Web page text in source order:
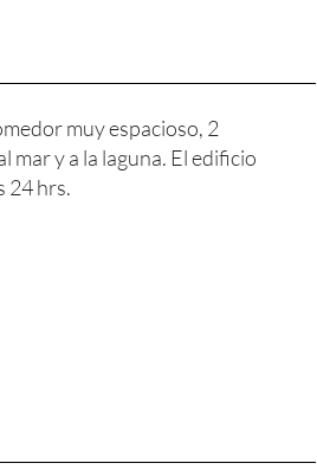
muy espacioso, 2
y a la laguna. El edificio
24 hrs.